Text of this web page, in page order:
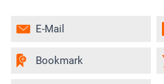
E-Mail
Bookmark